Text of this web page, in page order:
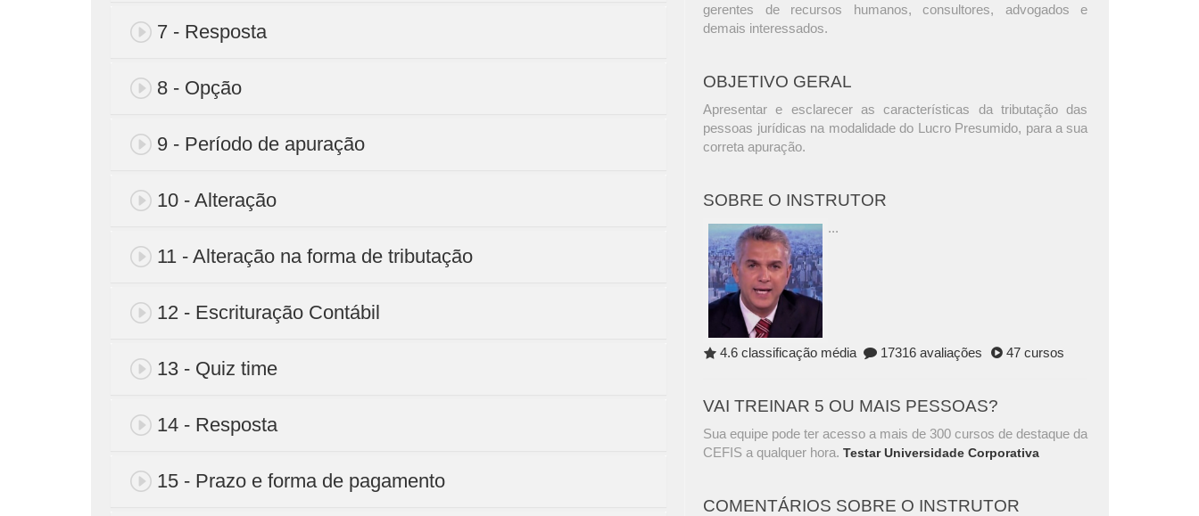
7 - Resposta
8 - Opção
9 - Período de apuração
10 - Alteração
11 - Alteração na forma de tributação
12 - Escrituração Contábil
13 - Quiz time
14 - Resposta
15 - Prazo e forma de pagamento
gerentes de recursos humanos, consultores, advogados e
demais interessados.
OBJETIVO GERAL
Apresentar e esclarecer as características da tributação das
pessoas jurídicas na modalidade do Lucro Presumido, para a sua
correta apuração.
SOBRE O INSTRUTOR
...
4.6 classificação média 17316 avaliações 47 cursos
VAI TREINAR 5 OU MAIS PESSOAS?
Sua equipe pode ter acesso a mais de 300 cursos de destaque da
CEFIS a qualquer hora.Testar Universidade Corporativa
COMENTÁRIOS SOBRE O INSTRUTOR